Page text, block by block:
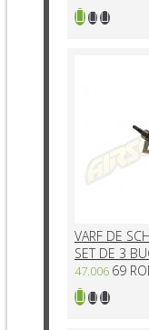
VARF DE
SET DE 3
47.006 69